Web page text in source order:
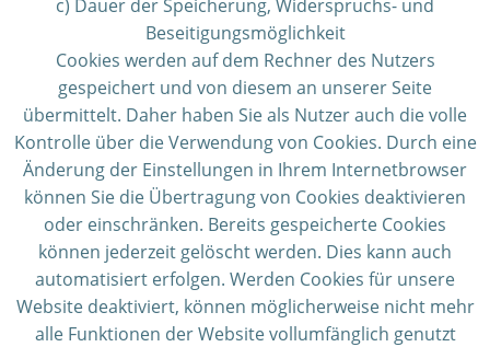
c) Dauer der Speicherung, Widerspruchs- und
Beseitigungsmöglichkeit
Cookies werden auf dem Rechner des Nutzers
gespeichert und von diesem an unserer Seite
übermittelt. Daher haben Sie als Nutzer auch die volle
Kontrolle über die Verwendung von Cookies. Durch eine
Änderung der Einstellungen in Ihrem Internetbrowser
können Sie die Übertragung von Cookies deaktivieren
oder einschränken. Bereits gespeicherte Cookies
können jederzeit gelöscht werden. Dies kann auch
automatisiert erfolgen. Werden Cookies für unsere
Website deaktiviert, können möglicherweise nicht mehr
alle Funktionen der Website vollumfänglich genutzt